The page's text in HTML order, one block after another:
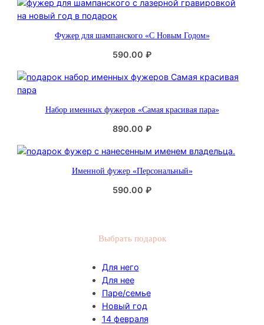
:
п
п
л
р
н
с
Фужер для шампанского «С Новым Годом»
590.00 ₽
Набор именных фужеров «Самая красивая пара»
890.00 ₽
Именной фужер «Персональный»
590.00 ₽
Выбрать подарок
Для него
Для нее
Паре/семье
Новый год
14 февраля